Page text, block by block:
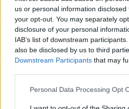
us or personal information
your opt-out. You may separately
disclosure of your personal
IAB’s list of downstream
also be disclosed by us to third
Downstream Participants that may
Please note that this website/app
Personal Data Processing Opt